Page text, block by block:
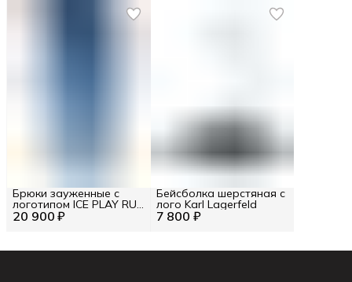
20 900 ₽
Брюки зауженные с
логотипом ICE PLAY RU
56 / EU 54 / XXL 7 800 ₽
Бейсболка шерстяная с
лого Karl Lagerfeld